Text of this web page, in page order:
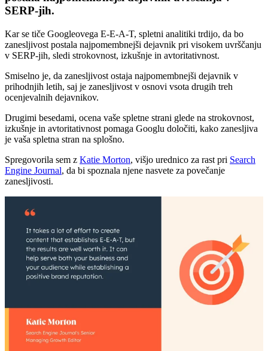
SERP-jih.
Kar se tiče Googleovega E-E-A-T, spletni analitiki trdijo, da bo
zanesljivost postala najpomembnejši dejavnik pri visokem uvrščanju
v SERP-jih, sledi strokovnost, izkušnje in avtoritativnost.
Smiselno je, da zanesljivost ostaja najpomembnejši dejavnik v
prihodnjih letih, saj je zanesljivost v osnovi vsota drugih treh
ocenjevalnih dejavnikov.
Drugimi besedami, ocena vaše spletne strani glede na strokovnost,
izkušnje in avtoritativnost pomaga Googlu določiti, kako zanesljiva
je vaša spletna stran na splošno.
Spregovorila sem z Katie Morton, višjo urednico za rast pri Search
Engine Journal, da bi spoznala njene nasvete za povečanje
zanesljivosti.